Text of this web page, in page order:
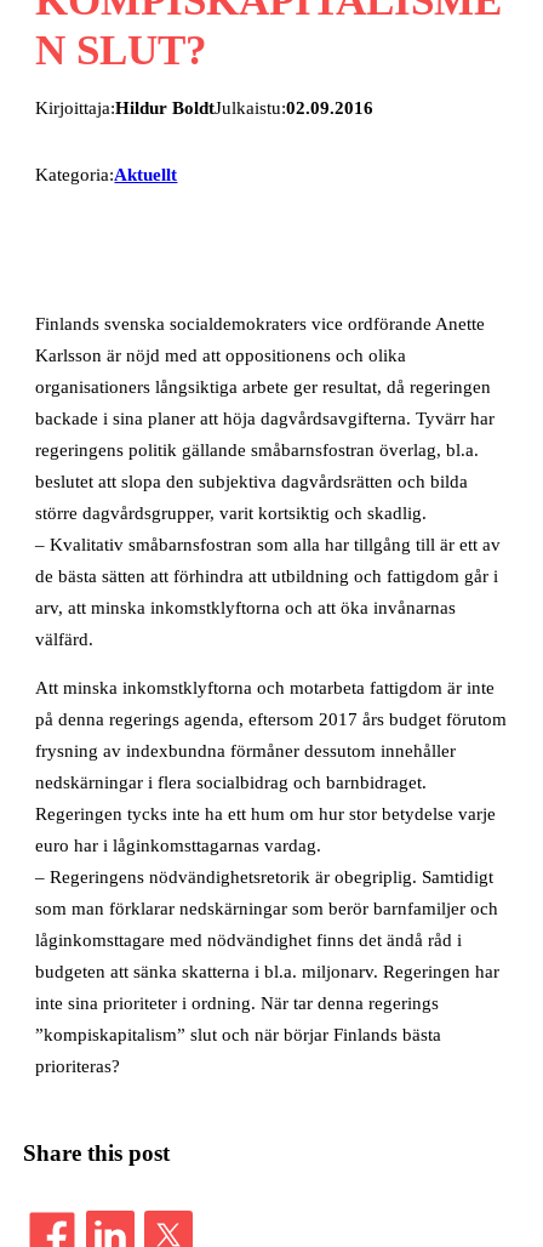
N SLUT?
Kirjoittaja:Hildur BoldtJulkaistu:02.09.2016
Kategoria:Aktuellt
Finlands svenska socialdemokraters vice ordförande Anette
Karlsson är nöjd med att oppositionens och olika
organisationers långsiktiga arbete ger resultat, då regeringen
backade i sina planer att höja dagvårdsavgifterna. Tyvärr har
regeringens politik gällande småbarnsfostran överlag, bl.a.
beslutet att slopa den subjektiva dagvårdsrätten och bilda
större dagvårdsgrupper, varit kortsiktig och skadlig.
– Kvalitativ småbarnsfostran som alla har tillgång till är ett av
de bästa sätten att förhindra att utbildning och fattigdom går i
arv, att minska inkomstklyftorna och att öka invånarnas
välfärd.
Att minska inkomstklyftorna och motarbeta fattigdom är inte
på denna regerings agenda, eftersom 2017 års budget förutom
frysning av indexbundna förmåner dessutom innehåller
nedskärningar i flera socialbidrag och barnbidraget.
Regeringen tycks inte ha ett hum om hur stor betydelse varje
euro har i låginkomsttagarnas vardag.
– Regeringens nödvändighetsretorik är obegriplig. Samtidigt
som man förklarar nedskärningar som berör barnfamiljer och
låginkomsttagare med nödvändighet finns det ändå råd i
budgeten att sänka skatterna i bl.a. miljonarv. Regeringen har
inte sina prioriteter i ordning. När tar denna regerings
”kompiskapitalism” slut och när börjar Finlands bästa
prioriteras?
Share this post